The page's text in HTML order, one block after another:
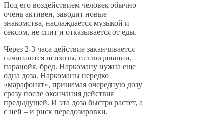
Под его воздействием человек обычно
очень активен, заводит новые
знакомства, наслаждается музыкой и
сексом, не спит и отказывается от еды.
Через 2-3 часа действие заканчивается –
начинаются психозы, галлюцинации,
паранойя, бред. Наркоману нужна еще
одна доза. Наркоманы нередко
«марафонят», принимая очередную дозу
сразу после окончания действия
предыдущей. И эта доза быстро растет, а
с ней – и риск передозировки.